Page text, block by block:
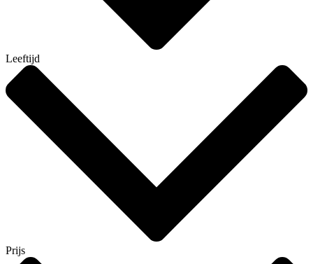
Leeftijd
Prijs